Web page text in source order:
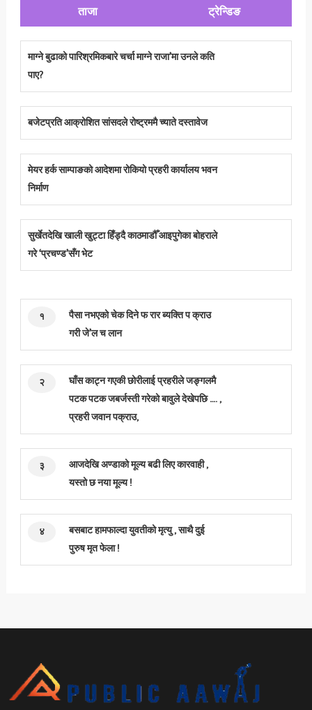
ताजा ट्रेन्डिङ
माग्ने बुढाको पारिश्रमिकबारे चर्चा माग्ने राजा’मा उनले कति
पाए?
बजेटप्रति आक्रोशित सांसदले रोष्ट्रममै च्याते दस्तावेज
मेयर हर्क साम्पाङको आदेशमा रोकियो प्रहरी कार्यालय भवन
निर्माण
सुर्खेतदेखि खाली खुट्टा हिँड्दै काठमाडौँ आइपुगेका बोहराले
गरे ‘प्रचण्ड’सँग भेट
१
पैसा नभएको चेक दिने फ रार ब्यक्ति प क्राउ
गरी जे’ल च लान
२
घाँस काट्न गएकी छोरीलाई प्रहरीले जङ्गलमै
पटक पटक जबर्जस्ती गरेको बावुले देखेपछि …. ,
प्रहरी जवान पक्राउ,
३
आजदेखि अण्डाको मूल्य बढी लिए कारवाही ,
यस्तो छ नया मूल्य !
४
बसबाट हामफाल्दा युवतीको मृत्यु , साथै दुई
पुरुष मृत फेला !